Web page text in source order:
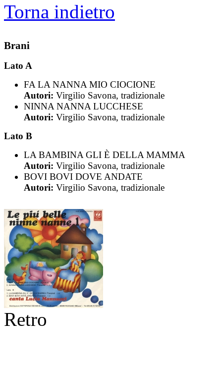
Torna indietro
Brani
Lato A
FA LA NANNA MIO CIOCIONE
Autori: Virgilio Savona, tradizionale
NINNA NANNA LUCCHESE
Autori: Virgilio Savona, tradizionale
Lato B
LA BAMBINA GLI È DELLA MAMMA
Autori: Virgilio Savona, tradizionale
BOVI BOVI DOVE ANDATE
Autori: Virgilio Savona, tradizionale
Retro